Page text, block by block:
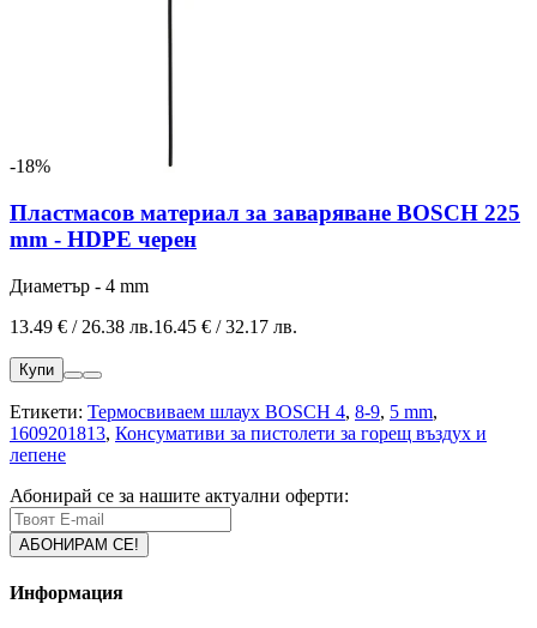
-18%
Пластмасов материал за заваряване BOSCH 225
mm - HDPE черен
Диаметър - 4 mm
13.49 € / 26.38 лв.16.45 € / 32.17 лв.
Купи
Етикети: Термосвиваем шлаух BOSCH 4, 8-9, 5 mm,
1609201813, Консумативи за пистолети за горещ въздух и
лепене
Абонирай се за нашите актуални оферти:
Информация